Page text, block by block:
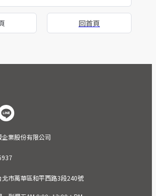
回首頁
業股份有限公司
市萬華區和平西路3段240號